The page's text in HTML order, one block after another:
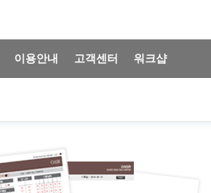
이용안내 고객센터 워크샵